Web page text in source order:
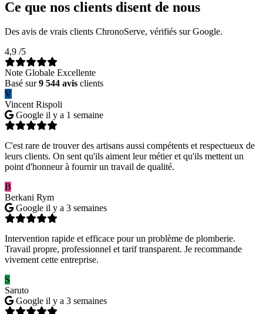
Ce que nos clients disent de nous
Des avis de vrais clients ChronoServe, vérifiés sur Google.
4,9 /5
Note Globale Excellente
Basé sur9 544 avis clients
V
Vincent Rispoli
Google il y a 1 semaine
C'est rare de trouver des artisans aussi compétents et respectueux de
leurs clients. On sent qu'ils aiment leur métier et qu'ils mettent un
point d'honneur à fournir un travail de qualité.
B
Berkani Rym
Google il y a 3 semaines
Intervention rapide et efficace pour un problème de plomberie.
Travail propre, professionnel et tarif transparent. Je recommande
vivement cette entreprise.
S
Saruto
Google il y a 3 semaines